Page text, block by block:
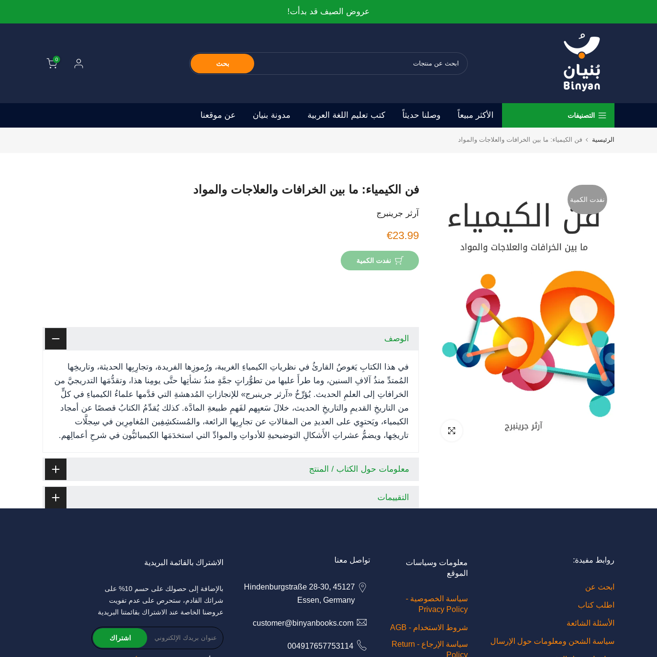
إلى
عروض الصيف قد بدأت!
بحث
0
التصنيفات الأكثر مبيعاً وصلنا حديثاً كتب تعليم اللغة العربية مدونة بنيان عن موقعنا
الرئيسية فن الكيمياء: ما بين الخرافات والعلاجات والمواد
نفدت الكمية
انقر للتكبير
فن الكيمياء: ما بين الخرافات والعلاجات والمواد
آرثر جرينبرج
€23.99
نفدت الكمية
الوصف
في هذا الكتابِ يَغوصُ القارئُ في نظرياتِ الكيمياءِ الغريبة، ورُموزِها الفريدة، وتجارِبِها الحديثة، وتاريخِها
المُمتدِّ منذُ آلافِ السنين، وما طرأَ عليها من تطوُّراتٍ جمَّةٍ منذُ نشأتِها حتَّى يومِنا هذا، وتقدُّمَها التدريجيَّ من
الخرافاتِ إلى العلمِ الحديث. يُؤرِّخُ «آرثر جرينبرج» للإنجازاتِ المُدهشةِ التي قدَّمها علماءُ الكيمياءِ في كلٍّ
من التاريخِ القديمِ والتاريخِ الحديث، خلالَ سَعيِهم لفَهمِ طبيعةِ المادَّة. كذلك يُقدِّمُ الكتابُ قصصًا عن أمجاد
الكيمياء، ويَحتوِي على العديدِ من المقالاتِ عن تجارِبِها الرائعة، والمُستكشِفِين المُغامِرِين في سِجلَّات
تاريخِها، ويضمُّ عشراتِ الأَشكالِ التوضيحيةِ للأدواتِ والموادِّ التي استخدَمَها الكيميائيُّون في شرحِ أعمالِهم.
معلومات حول الكتاب / المنتج
التقييمات
روابط مفيدة:
ابحث عن
اطلب كتاب
الأسئلة الشائعة
سياسة الشحن ومعلومات حول الإرسال
معلومات وسياسات
الموقع
سياسة الخصوصية -
Privacy Policy
شروط الاستخدام - AGB
سياسة الإرجاع - Return
Policy
تواصل معنا
Hindenburgstraße 28-30, 45127
Essen, Germany
customer@binyanbooks.com
004917657753114
الاشتراك بالقائمة البريدية
بالإضافة إلى حصولك على حسم 10% على
شرائك القادم، ستحرص على عدم تفويت
عروضنا الخاصة عند الاشتراك بقائمتنا البريدية
اشتراك